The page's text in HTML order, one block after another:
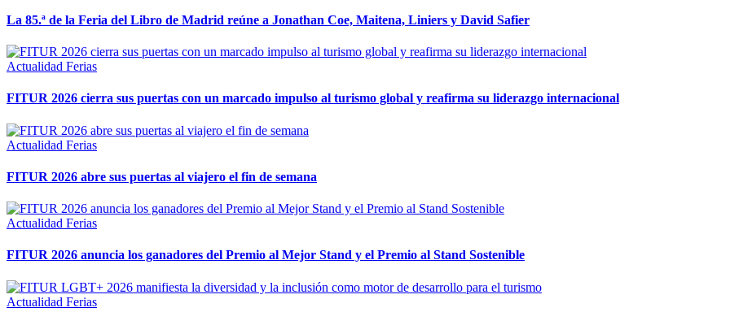
La 85.ª de la Feria del Libro de Madrid reúne a Jonathan Coe, Maitena, Liniers y David Safier
Actualidad Ferias
FITUR 2026 cierra sus puertas con un marcado impulso al turismo global y reafirma su liderazgo internacional
Actualidad Ferias
FITUR 2026 abre sus puertas al viajero el fin de semana
Actualidad Ferias
FITUR 2026 anuncia los ganadores del Premio al Mejor Stand y el Premio al Stand Sostenible
Actualidad Ferias